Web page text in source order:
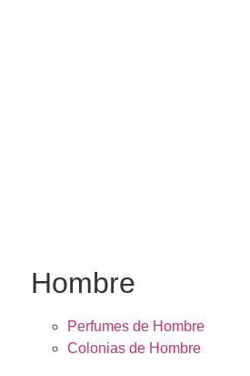
Hombre
Perfumes de Hombre
Colonias de Hombre